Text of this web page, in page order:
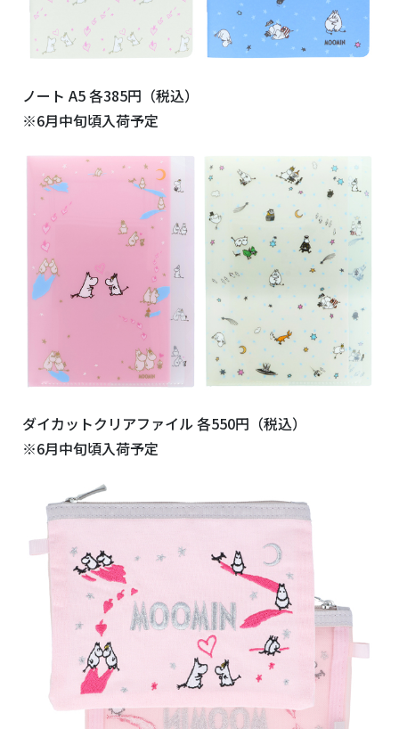
ノート A5 各385円（税込）
※6月中旬頃入荷予定
ダイカットクリアファイル 各550円（税込）
※6月中旬頃入荷予定